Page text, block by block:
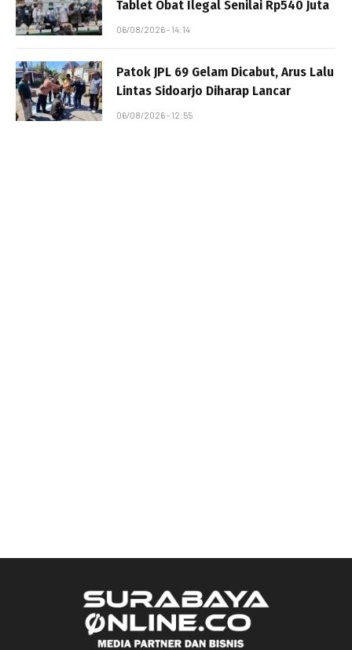
Tablet Obat Ilegal Senilai Rp540 Juta
06/08/2026 - 14:14
Patok JPL 69 Gelam Dicabut, Arus Lalu
Lintas Sidoarjo Diharap Lancar
06/08/2026 - 12:55